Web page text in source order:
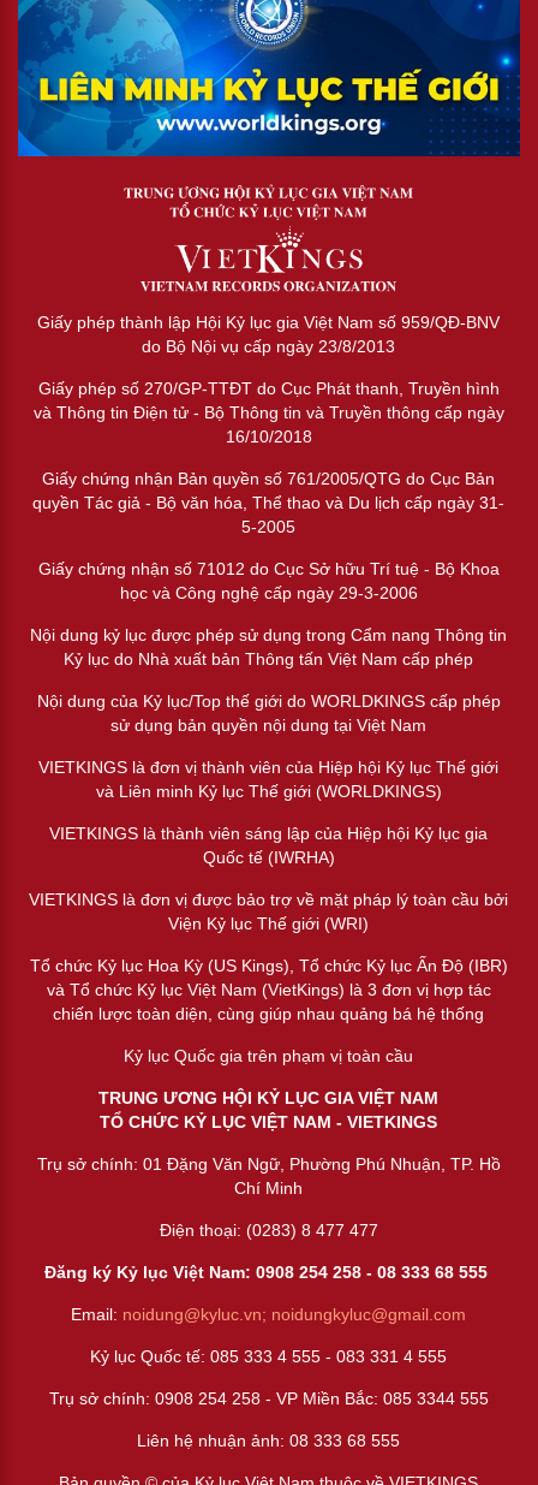
Giấy phép thành lập Hội Kỷ lục gia Việt Nam số 959/QĐ-BNV
do Bộ Nội vụ cấp ngày 23/8/2013
Giấy phép số 270/GP-TTĐT do Cục Phát thanh, Truyền hình
và Thông tin Điện tử - Bộ Thông tin và Truyền thông cấp ngày
16/10/2018
Giấy chứng nhận Bản quyền số 761/2005/QTG do Cục Bản
quyền Tác giả - Bộ văn hóa, Thể thao và Du lịch cấp ngày 31-
5-2005
Giấy chứng nhận số 71012 do Cục Sở hữu Trí tuệ - Bộ Khoa
học và Công nghệ cấp ngày 29-3-2006
Nội dung kỷ lục được phép sử dụng trong Cẩm nang Thông tin
Kỷ lục do Nhà xuất bản Thông tấn Việt Nam cấp phép
Nội dung của Kỷ lục/Top thế giới do WORLDKINGS cấp phép
sử dụng bản quyền nội dung tại Việt Nam
VIETKINGS là đơn vị thành viên của Hiệp hội Kỷ lục Thế giới
và Liên minh Kỷ lục Thế giới (WORLDKINGS)
VIETKINGS là thành viên sáng lập của Hiệp hội Kỷ lục gia
Quốc tế (IWRHA)
VIETKINGS là đơn vị được bảo trợ về mặt pháp lý toàn cầu bởi
Viện Kỷ lục Thế giới (WRI)
Tổ chức Kỷ lục Hoa Kỳ (US Kings), Tổ chức Kỷ lục Ấn Độ (IBR)
và Tổ chức Kỷ lục Việt Nam (VietKings) là 3 đơn vị hợp tác
chiến lược toàn diện, cùng giúp nhau quảng bá hệ thống
Kỷ lục Quốc gia trên phạm vị toàn cầu
TRUNG ƯƠNG HỘI KỶ LỤC GIA VIỆT NAM
TỔ CHỨC KỶ LỤC VIỆT NAM - VIETKINGS
Trụ sở chính: 01 Đặng Văn Ngữ, Phường Phú Nhuận, TP. Hồ
Chí Minh
Điện thoại: (0283) 8 477 477
Đăng ký Kỷ lục Việt Nam: 0908 254 258 -08 333 68 555
Email: noidung@kyluc.vn; noidungkyluc@gmail.com
Kỷ lục Quốc tế: 085 333 4 555 - 083 331 4 555
Trụ sở chính: 0908 254 258 - VP Miền Bắc: 085 3344 555
Liên hệ nhuận ảnh:08 333 68 555